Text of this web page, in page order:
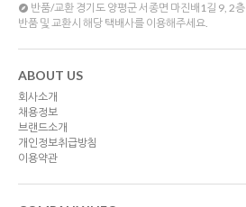
반품/교환 경기도 양평군 서종면 마진배1길 9, 2층
반품 및 교환시 해당 택배사를 이용해주세요.
ABOUT US
회사소개
채용정보
브랜드소개
개인정보취급방침
이용약관